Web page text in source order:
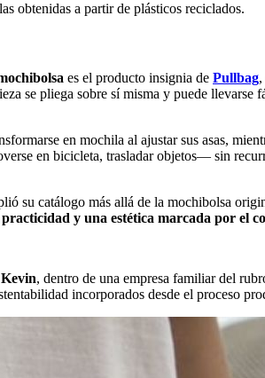
obtenidas a partir de plásticos reciclados.
es el producto insignia de Pullbag
se pliega sobre sí misma y puede
en mochila al ajustar sus asas,
en bicicleta, trasladar objetos— sin
su catálogo más allá de la mochibolsa
y una estética marcada por el
, dentro de una empresa familiar del
incorporados desde el proceso